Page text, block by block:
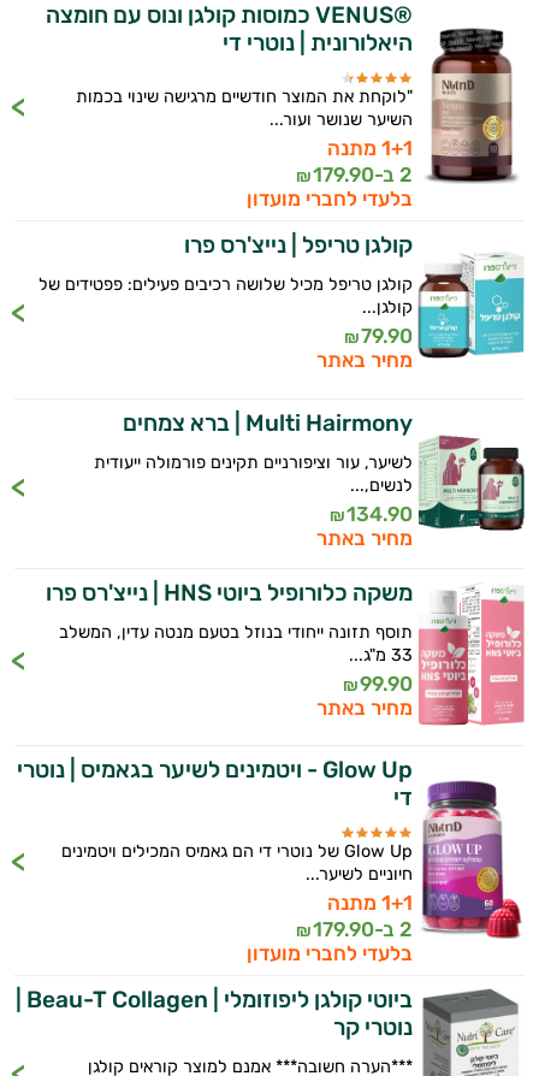
®VENUS כמוסות קולגן ונוס עם חומצה
היאלורונית | נוטרי די
"לוקחת את המוצר חודשיים מרגישה שינוי בכמות
השיער שנושר ועור...
1+1 מתנה
2 ב-
179.90
₪
בלעדי לחברי מועדון
קולגן טריפל | נייצ'רס פרו
קולגן טריפל מכיל שלושה רכיבים פעילים: פפטידים של
קולגן...
79.90
₪
מחיר באתר
Multi Hairmony | ברא צמחים
לשיער, עור וציפורניים תקינים פורמולה ייעודית
לנשים,...
134.90
₪
מחיר באתר
משקה כלורופיל ביוטי HNS | נייצ'רס פרו
תוסף תזונה ייחודי בנוזל בטעם מנטה עדין, המשלב
33 מ"ג...
99.90
₪
מחיר באתר
Glow Up - ויטמינים לשיער בגאמיס | נוטרי
די
Glow Up של נוטרי די הם גאמיס המכילים ויטמינים
חיוניים לשיער...
1+1 מתנה
2 ב-
179.90
₪
בלעדי לחברי מועדון
נוטרי קר
***הערה חשובה*** אמנם למוצר קוראים קולגן
היי,
אני יועץ הבריאות האישי AI של טבע בריא.